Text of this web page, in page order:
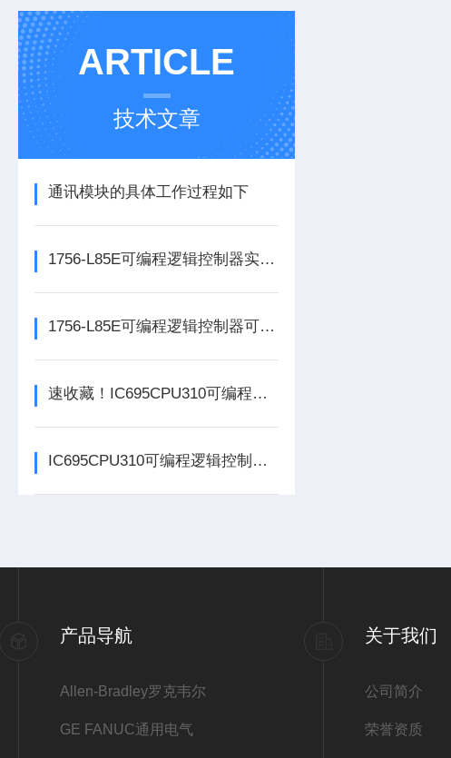
ARTICLE
技术文章
通讯模块的具体工作过程如下
1756-L85E可编程逻辑控制器实操应用常见问题分析及解决方法探讨
1756-L85E可编程逻辑控制器可满足多行业自动化精准控制需求
速收藏！IC695CPU310可编程逻辑控制器常见故障的解决方法分享
IC695CPU310可编程逻辑控制器在各行业中具体应用分享
产品导航
Allen-Bradley罗克韦尔
GE FANUC通用电气
关于我们
公司简介
荣誉资质